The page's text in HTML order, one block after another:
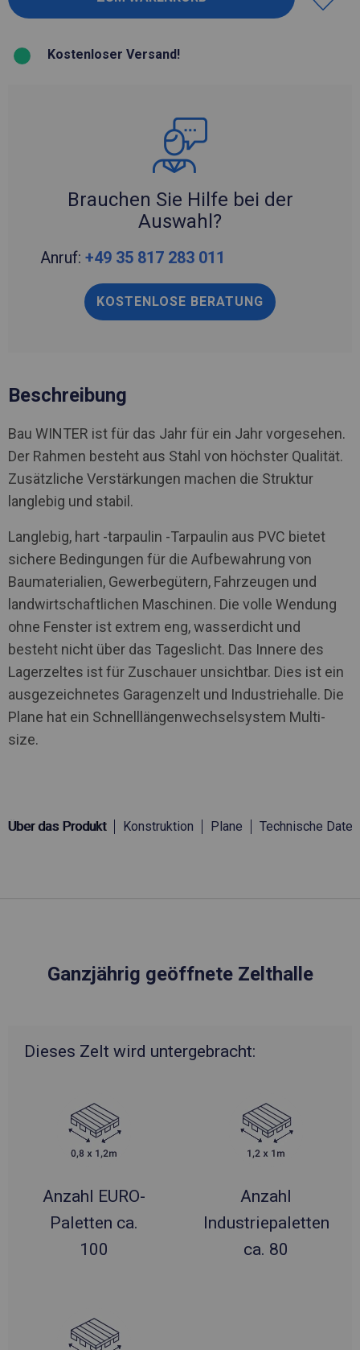
Kostenloser Versand!
Brauchen Sie Hilfe bei der
Auswahl?
Anruf: +49 35 817 283 011
KOSTENLOSE BERATUNG
Beschreibung
Bau WINTER ist für das Jahr für ein Jahr vorgesehen.
Der Rahmen besteht aus Stahl von höchster Qualität.
Zusätzliche Verstärkungen machen die Struktur
langlebig und stabil.
Langlebig, hart -tarpaulin -Tarpaulin aus PVC bietet
sichere Bedingungen für die Aufbewahrung von
Baumaterialien, Gewerbegütern, Fahrzeugen und
landwirtschaftlichen Maschinen. Die volle Wendung
ohne Fenster ist extrem eng, wasserdicht und
besteht nicht über das Tageslicht. Das Innere des
Lagerzeltes ist für Zuschauer unsichtbar. Dies ist ein
ausgezeichnetes Garagenzelt und Industriehalle. Die
Plane hat ein Schnelllängenwechselsystem Multi-
size.
Über das Produkt Konstruktion Plane Technische Daten
Ganzjährig geöffnete Zelthalle
Dieses Zelt wird untergebracht:
Anzahl EURO-
Paletten ca.
100
Anzahl
Industriepaletten
ca. 80